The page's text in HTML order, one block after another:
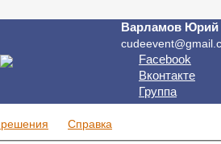
Варламов Юрий
Facebook
Вконтакте
Группа
Справка